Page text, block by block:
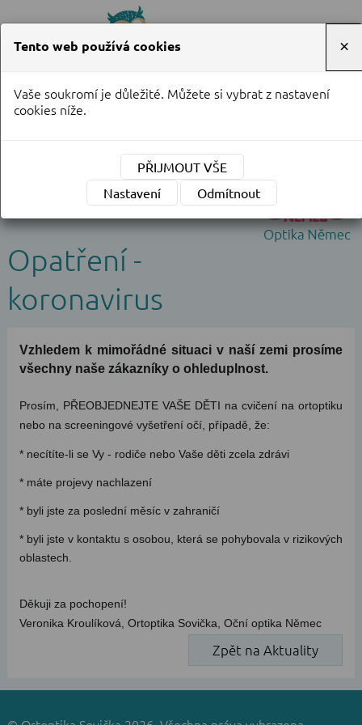
Objednání na telefonu
Opatření -
koronavirus
Vzhledem k mimořádné situaci v naší zemi prosíme
všechny naše zákazníky o ohleduplnost.
Prosím, PŘEOBJEDNEJTE VAŠE DĚTI na cvičení na ortoptiku
nebo na screeningové vyšetření očí, případě, že:
* necítíte-li se Vy - rodiče nebo Vaše děti zcela zdrávi
* máte projevy nachlazení
* byli jste za poslední měsíc v zahraničí
* byli jste v kontaktu s osobou, která se pohybovala v rizikových
oblastech.
Děkuji za pochopení!
Veronika Kroulíková, Ortoptika Sovička, Oční optika Němec
Zpět na Aktuality
Tento web používá cookies ×
Vaše soukromí je důležité. Můžete si vybrat z nastavení
cookies níže.
PŘIJMOUT VŠE
Nastavení
Odmítnout